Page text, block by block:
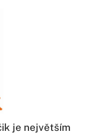
je největším